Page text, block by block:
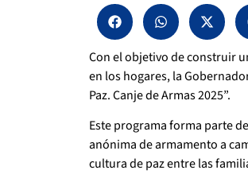
Con el objetivo de construir
en los hogares, la
Paz. Canje de Armas 2025”.
Este programa forma parte
anónima de armamento a
cultura de paz entre las